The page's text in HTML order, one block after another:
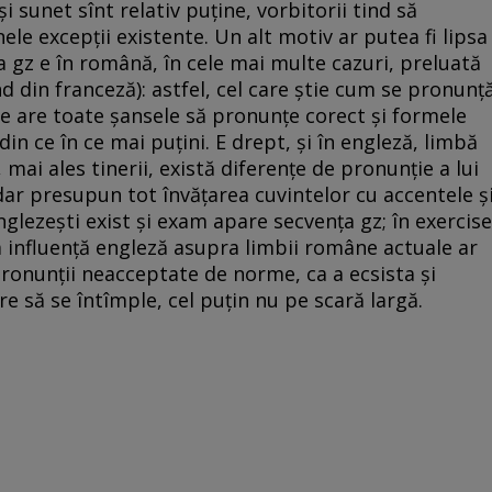
sunet sînt relativ puţine, vorbitorii tind să
excepţii existente. Un alt motiv ar putea fi lipsa
e în română, în cele mai multe cazuri, preluată
franceză): astfel, cel care ştie cum se
are toate şansele să pronunţe corect şi formele
ce în ce mai puţini. E drept, şi în engleză, limbă
ales tinerii, există diferenţe de pronunţie a lui
presupun tot învăţarea cuvintelor cu accentele
exist şi exam apare secvenţa gz; în
engleză asupra limbii române actuale ar
neacceptate de norme, ca a ecsista şi
să se întîmple, cel puţin nu pe scară largă.